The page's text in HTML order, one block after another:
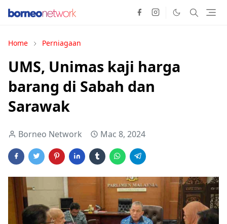
Home Perniagaan
UMS, Unimas kaji harga
barang di Sabah dan
Sarawak
Borneo Network Mac 8, 2024